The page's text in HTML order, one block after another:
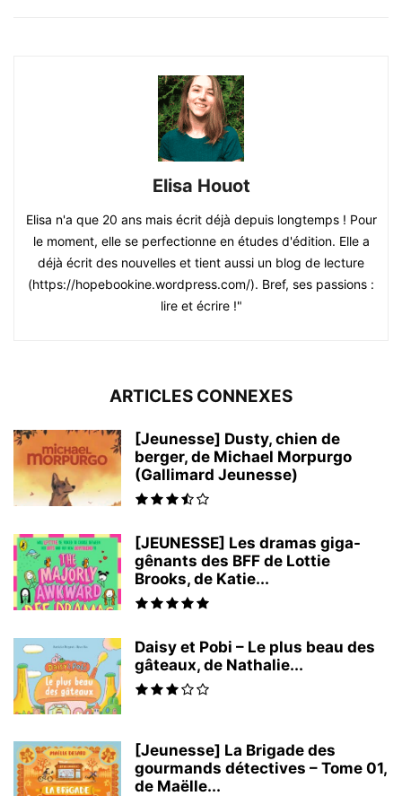
Elisa Houot
Elisa n'a que 20 ans mais écrit déjà depuis longtemps ! Pour
le moment, elle se perfectionne en études d'édition. Elle a
déjà écrit des nouvelles et tient aussi un blog de lecture
(https://hopebookine.wordpress.com/). Bref, ses passions :
lire et écrire !"
ARTICLES CONNEXES
[Jeunesse] Dusty, chien de
berger, de Michael Morpurgo
(Gallimard Jeunesse)
[JEUNESSE] Les dramas giga-
gênants des BFF de Lottie
Brooks, de Katie...
Daisy et Pobi – Le plus beau des
gâteaux, de Nathalie...
[Jeunesse] La Brigade des
gourmands détectives – Tome 01,
de Maëlle...